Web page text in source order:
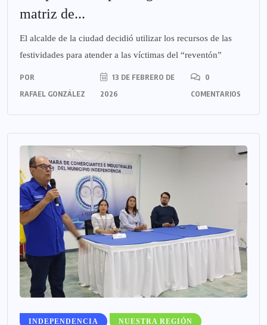
matriz de...
El alcalde de la ciudad decidió utilizar los recursos de las
festividades para atender a las víctimas del “reventón”
POR
RAFAEL GONZÁLEZ
13 DE FEBRERO DE
2026
0
COMENTARIOS
INDEPENDENCIA NUESTRA REGIÓN